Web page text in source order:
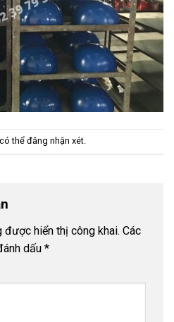
thể đăng nhận xét.
được hiển thị công khai. Các
dấu *